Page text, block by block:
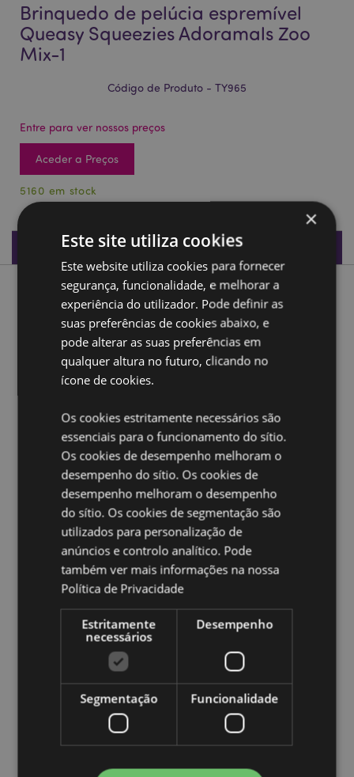
Brinquedo de pelúcia espremível
Queasy Squeezies Adoramals Zoo
Mix-1
Código de Produto - TY965
Entre para ver nossos preços
Aceder a Preços
5160 em stock
Especificações do Produto
Descrição do Produto
Brinquedo de pelúcia espremível Queasy Squeezies
Adoramals Zoo Mix-1
Material: Poliéster, Poliacrilato Contas
Adequado para crianças:0+
EN71:Sim
Ampliar informação:
Quer saber mais acerca de comprar na Puckator?
a nossaGuia de informação para o cliente.
Caracteristicas do Produto
Informação
Altura 13cm Largura 8-11cm Profundidade 8cm
5055071796937
48
0.199000
Não
Não
Adoramals
×
Este site utiliza cookies
Este website utiliza cookies para fornecer
segurança, funcionalidade, e melhorar a
experiência do utilizador. Pode definir as
suas preferências de cookies abaixo, e
pode alterar as suas preferências em
qualquer altura no futuro, clicando no
ícone de cookies.
Os cookies estritamente necessários são
essenciais para o funcionamento do sítio.
Os cookies de desempenho melhoram o
desempenho do sítio. Os cookies de
desempenho melhoram o desempenho
do sítio. Os cookies de segmentação são
utilizados para personalização de
anúncios e controlo analítico. Pode
também ver mais informações na nossa
Política de Privacidade
Estritamente
necessários
Desempenho
Segmentação Funcionalidade